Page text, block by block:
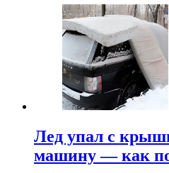
Лед упал с
машину — как